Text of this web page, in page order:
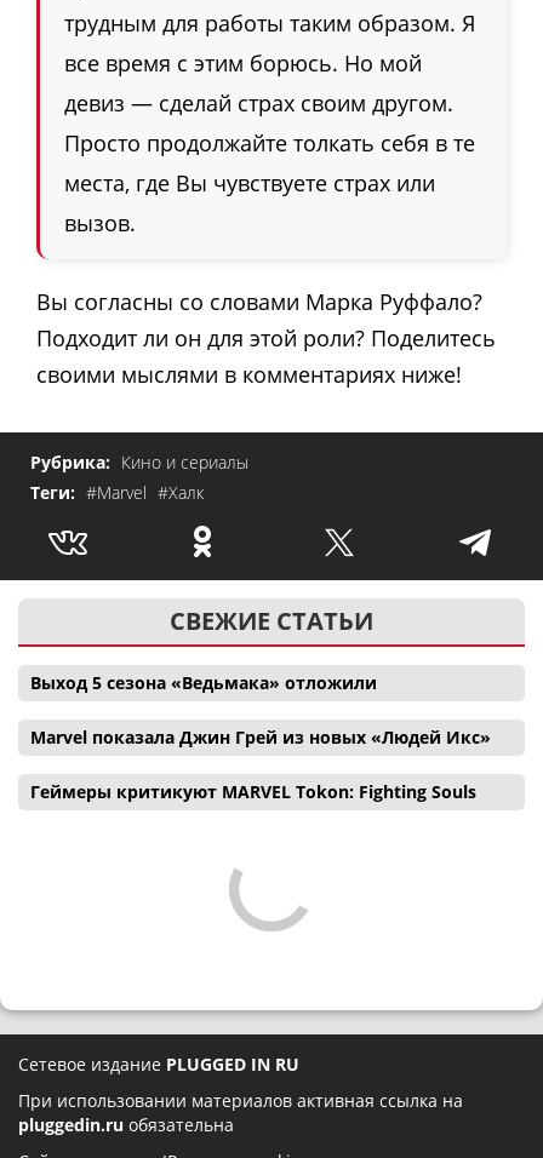
трудным для работы таким образом. Я
все время с этим борюсь. Но мой
девиз — сделай страх своим другом.
Просто продолжайте толкать себя в те
места, где Вы чувствуете страх или
вызов.
Вы согласны со словами Марка Руффало?
Подходит ли он для этой роли? Поделитесь
своими мыслями в комментариях ниже!
Рубрика: Кино и сериалы
Теги: #Marvel #Халк
СВЕЖИЕ СТАТЬИ
Выход 5 сезона «Ведьмака» отложили
Marvel показала Джин Грей из новых «Людей Икс»
Геймеры критикуют MARVEL Tokon: Fighting Souls
Сетевое издание PLUGGED IN RU
При использовании материалов активная ссылка на
pluggedin.ru обязательна